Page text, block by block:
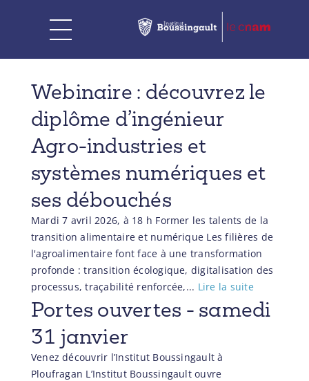
Webinaire : découvrez le
diplôme d’ingénieur
Agro-industries et
systèmes numériques et
ses débouchés
Mardi 7 avril 2026, à 18 h Former les talents de la
transition alimentaire et numérique Les filières de
l'agroalimentaire font face à une transformation
profonde : transition écologique, digitalisation des
processus, traçabilité renforcée,... Lire la suite
Portes ouvertes - samedi
31 janvier
Venez découvrir l’Institut Boussingault à
Ploufragan L’Institut Boussingault ouvre